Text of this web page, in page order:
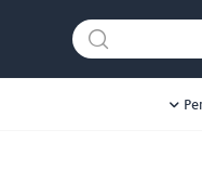
هل نزلت التطبيق